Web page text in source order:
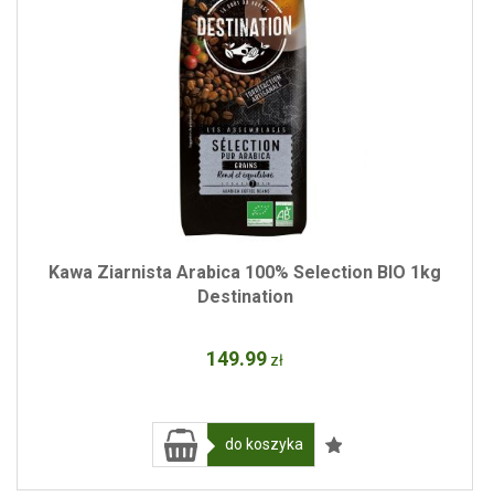
Kawa Ziarnista Arabica 100% Selection BIO 1kg
Destination
149.99 zł
do koszyka